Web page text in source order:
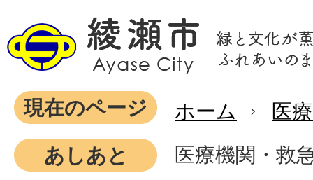
現在のページ ホーム
医
あしあと
医療機関・救